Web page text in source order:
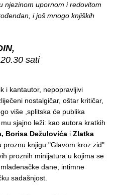
njezinom upornom i redovitom
i još mnogo knjiških
sati
i kantautor, nepopravljivi
nostalgičar, oštar kritičar,
više ,splitska će publika
sjajno leži: kao autora kratkih
Borisa Dežulovića i Zlatka
proznu knjigu "Glavom kroz zid"
proznih minijatura u kojima se
dane, intimne
sadašnjost.